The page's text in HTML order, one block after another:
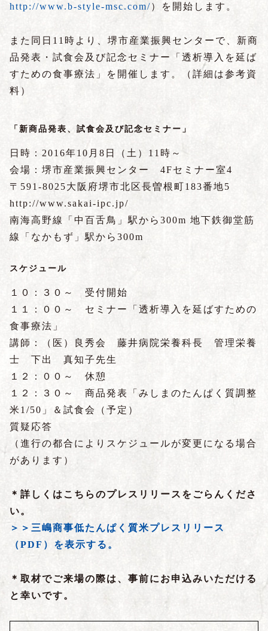
http://www.b-style-msc.com/）を開始します。
また同日11時より、堺市産業振興センターで、新商
品発表・試食会及び記念セミナー「透析導入を延ば
すための食事療法」を開催します。（詳細は参考資
料）
「新商品発表、試食会及び記念セミナー」
日時：2016年10月8日（土）11時～
会場：堺市産業振興センター 4Fセミナー室4
〒591-8025大阪府堺市北区長曽根町183番地5
http://www.sakai-ipc.jp/
南海高野線「中百舌鳥」駅から300m 地下鉄御堂筋
線「なかもず」駅から300m
スケジュール
１０：３０～ 受付開始
１１：００～ セミナー「透析導入を延ばすための
食事療法」
講師：（医）良秀会 藤井病院栄養科長 管理栄養
士 下出 真知子先生
１２：００～ 休憩
１２：３０～ 商品発表「みしまのたんぱく質調整
米1/50」＆試食会（予定）
質疑応答
（進行の都合によりスケジュールが変更になる場合
があります）
＊詳しくはこちらのプレスリリースをごらんくださ
い。
＞＞三嶋商事低たんぱく質米プレスリリース
（PDF）を表示する。
＊取材でご来場の際は、事前にお申込みいただける
と幸いです。